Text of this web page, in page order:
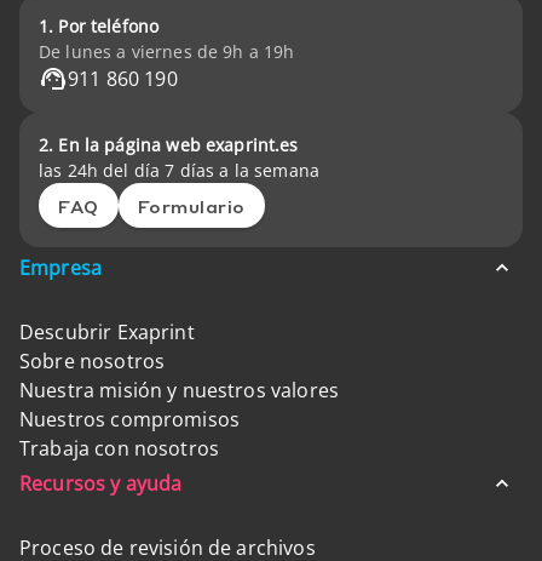
1. Por teléfono
De lunes a viernes de 9h a 19h
911 860 190
2. En la página web exaprint.es
las 24h del día 7 días a la semana
FAQ Formulario
Empresa
Descubrir Exaprint
Sobre nosotros
Nuestra misión y nuestros valores
Nuestros compromisos
Trabaja con nosotros
Recursos y ayuda
Proceso de revisión de archivos